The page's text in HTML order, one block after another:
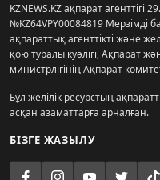
KZNEWS.KZ ақпарат агенттігі
№KZ64VPY00084819 Мерзімді
ақпараттық агенттікті және
қою туралы куәлігі, Ақпарат
министрлігінің Ақпарат
Бұл желілік ресурстың
асқан азаматтарға арналған.
БІЗГЕ ЖАЗЫЛУ